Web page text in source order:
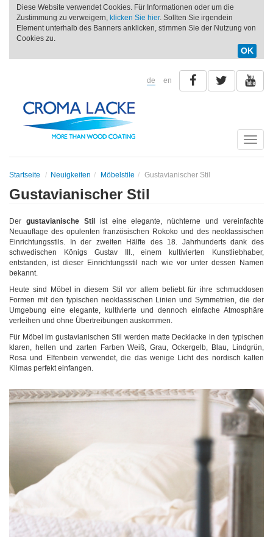
Diese Website verwendet Cookies. Für Informationen oder um die
Zustimmung zu verweigern, klicken Sie hier. Sollten Sie irgendein
Element unterhalb des Banners anklicken, stimmen Sie der Nutzung von
Cookies zu.
OK
de en
Toggle
Startseite Neuigkeiten Möbelstile Gustavianischer Stil
Gustavianischer Stil
Der gustavianische Stil
ist eine elegante, nüchterne und vereinfachte
Neuauflage des opulenten französischen Rokoko und des neoklassischen
Einrichtungsstils. In der zweiten Hälfte des 18. Jahrhunderts dank des
schwedischen Königs Gustav III., einem kultivierten Kunstliebhaber,
entstanden, ist dieser Einrichtungsstil nach wie vor unter dessen Namen
bekannt.
Heute sind Möbel in diesem Stil vor allem beliebt für ihre schmucklosen
Formen mit den typischen neoklassischen Linien und Symmetrien, die der
Umgebung eine elegante, kultivierte und dennoch einfache Atmosphäre
verleihen und ohne Übertreibungen auskommen.
Für Möbel im gustavianischen Stil werden matte Decklacke in den typischen
klaren, hellen und zarten Farben Weiß, Grau, Ockergelb, Blau, Lindgrün,
Rosa und Elfenbein verwendet, die das wenige Licht des nordisch kalten
Klimas perfekt einfangen.